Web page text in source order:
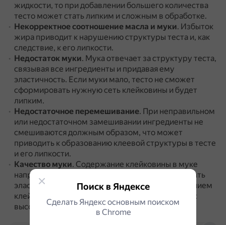
жидкости, то при добавлении большего количества
тесто может стать липким и сложным в обработке.
Некорректное соотношение масла и муки. Избыток
жира приводит к нарушению структуры теста и, как
следствие, к его липкости.
Недостаток муки. Мука отвечает за структуру теста,
связывая все ингредиенты и придавая ему
эластичность. Если муки мало, тесто не сможет
сформировать нужную сеть клейковины и будет
липким.
Недостаточное перемешивание. При неправильном
или недостаточном замешивании ингредиенты не
смешиваются должным образом, что может
приводить к образованию клеевой структуры в тесте
и его липкости.
Качество муки. Содержание клейковины в муке
напрямую влияет на её способность образовывать
эластичную структуру.Мука с низким содержанием
клейковины даст более липкое тесто, чем мука с
высоким.
Поиск в Яндексе
Сделать Яндекс основным поиском
в Сhrome